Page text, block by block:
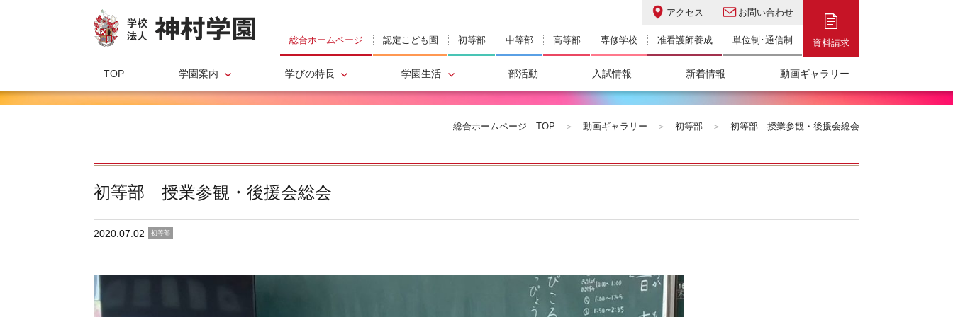
総合ホームページ 認定こども園 初等部 中等部 高等部 専修学校 准看護師養成 単位制･通信制
アクセス お問い合わせ
資料請求
TOP 学園案内 学びの特長 学園生活 部活動 入試情報 新着情報 動画ギャラリー
総合ホームページ TOP ＞ 動画ギャラリー ＞ 初等部 ＞ 初等部 授業参観・後援会総会
初等部 授業参観・後援会総会
2020.07.02 初等部